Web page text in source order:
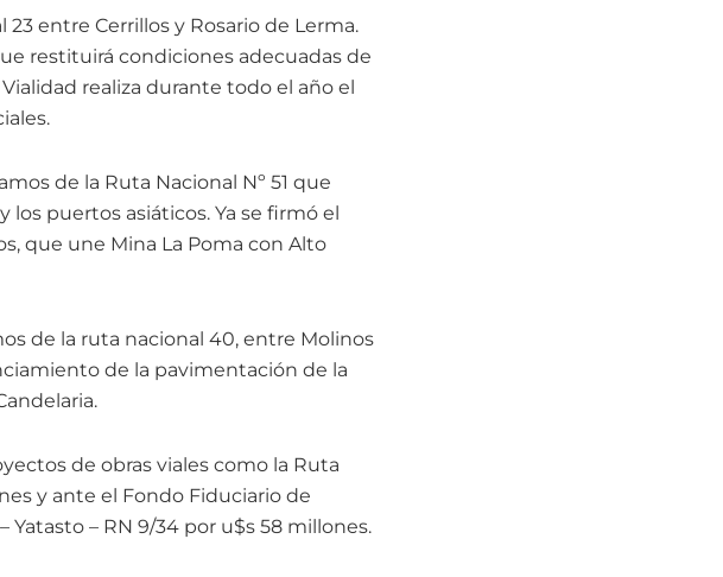
entre Cerrillos y Rosario de Lerma.
restituirá condiciones adecuadas de
realiza durante todo el año el
de la Ruta Nacional Nº 51 que
los puertos asiáticos. Ya se firmó el
que une Mina La Poma con Alto
de la ruta nacional 40, entre Molinos
de la pavimentación de la
de obras viales como la Ruta
y ante el Fondo Fiduciario de
– RN 9/34 por u$s 58 millones.